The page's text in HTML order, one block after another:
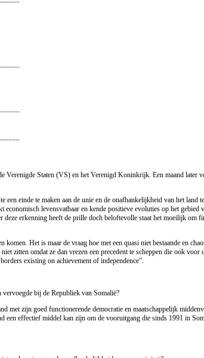
Staten (VS) en het Verenigd Koninkrijk. Een maand
einde te maken aan de unie en de onafhankelijkheid van het land
levensvatbaar en kende positieve evoluties op het gebied
erkenning heeft de prille doch beloftevolle staat het moeilijk
Het is maar de vraag hoe met een quasi niet bestaande en
omdat ze dan vrezen een precedent te scheppen die ook
existing on achievement of independence”.
bij de Republiek van Somalië?
zijn goed functionerende democratie en maatschappelijk
effectief middel kan zijn om de vooruitgang die sinds 1991 in